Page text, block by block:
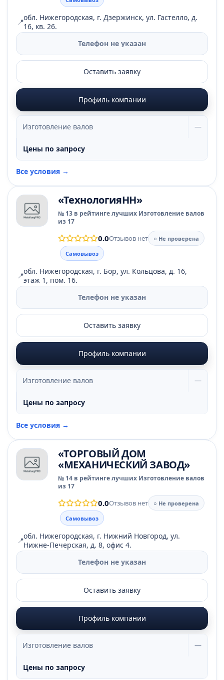
📍обл. Нижегородская, г. Дзержинск, ул. Гастелло, д.
16, кв. 26.
Телефон не указан
Оставить заявку
Профиль компании
Изготовление валов —
Цены по запросу
Все условия →
«ТехнологияНН»
№ 13 в рейтинге лучших Изготовление валов
из 17
0.0Отзывов нет
○ Не проверена
Самовывоз
📍обл. Нижегородская, г. Бор, ул. Кольцова, д. 16,
этаж 1, пом. 16.
Телефон не указан
Оставить заявку
Профиль компании
Изготовление валов —
Цены по запросу
Все условия →
«ТОРГОВЫЙ ДОМ
«МЕХАНИЧЕСКИЙ ЗАВОД»
№ 14 в рейтинге лучших Изготовление валов
из 17
0.0Отзывов нет
○ Не проверена
Самовывоз
📍обл. Нижегородская, г. Нижний Новгород, ул.
Нижне-Печерская, д. 8, офис 4.
Телефон не указан
Оставить заявку
Профиль компании
Изготовление валов —
Цены по запросу